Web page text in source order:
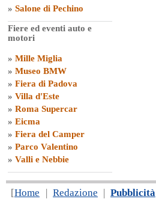
» Salone di Pechino
Fiere ed eventi auto e
motori
» Mille Miglia
» Museo BMW
» Fiera di Padova
» Villa d'Este
» Roma Supercar
» Eicma
» Fiera del Camper
» Parco Valentino
» Valli e Nebbie
[Home | Redazione | Pubblicità